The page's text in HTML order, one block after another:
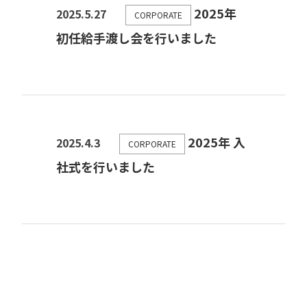
2025.5.27 CORPORATE
2025年
初任給手渡し会を行いました
2025.4.3 CORPORATE
2025年 入
社式を行いました